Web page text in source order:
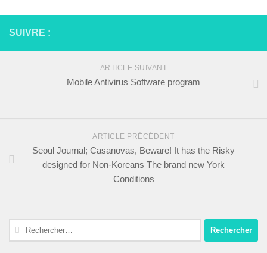
SUIVRE :
ARTICLE SUIVANT
Mobile Antivirus Software program
ARTICLE PRÉCÉDENT
Seoul Journal; Casanovas, Beware! It has the Risky
designed for Non-Koreans The brand new York
Conditions
Rechercher :